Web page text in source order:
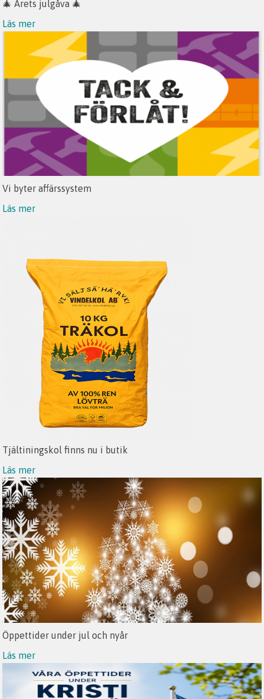
🎄 Årets julgåva 🎄
Läs mer
Vi byter affärssystem
Läs mer
Tjältiningskol finns nu i butik
Läs mer
Öppettider under jul och nyår
Läs mer